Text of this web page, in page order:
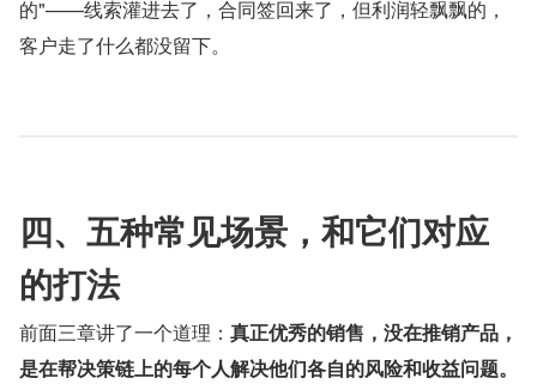
的"——线索灌进去了，合同签回来了，但利润轻飘飘的，
客户走了什么都没留下。
四、五种常见场景，和它们对应
的打法
前面三章讲了一个道理： 真正优秀的销售，没在推销产品，
是在帮决策链上的每个人解决他们各自的风险和收益问题。